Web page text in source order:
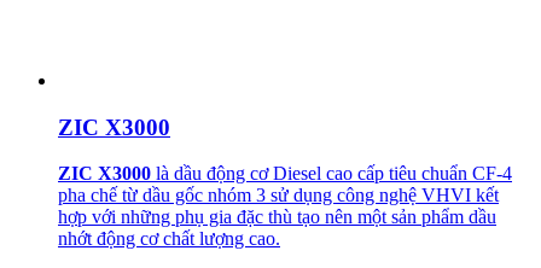
ZIC X3000
ZIC X3000 là dầu động cơ Diesel cao cấp tiêu chuẩn CF-4
pha chế từ dầu gốc nhóm 3 sử dụng công nghệ VHVI kết
hợp với những phụ gia đặc thù tạo nên một sản phẩm dầu
nhớt động cơ chất lượng cao.